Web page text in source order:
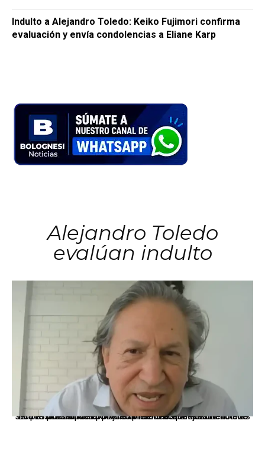
Indulto a Alejandro Toledo: Keiko Fujimori confirma
evaluación y envía condolencias a Eliane Karp
Alejandro Toledo
evalúan indulto
La presidenta Keiko Fujimori informó que la solicitud de indulto presentada por el expresidente Alejandro Toledo será evaluada por la Comisión de Gracias Presidenciales conforme al procedimiento establecido.